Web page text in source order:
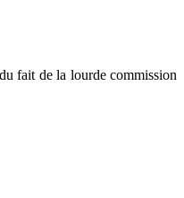
fait de la lourde commission